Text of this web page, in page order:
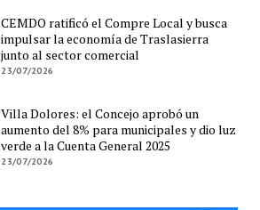
CEMDO ratificó el Compre Local y busca
impulsar la economía de Traslasierra
junto al sector comercial
23/07/2026
Villa Dolores: el Concejo aprobó un
aumento del 8% para municipales y dio luz
verde a la Cuenta General 2025
23/07/2026